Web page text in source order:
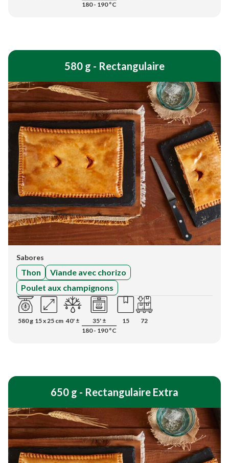
180 - 190 °C
580 g - Rectangulaire
Sabores
Thon
Viande avec chorizo
Poulet aux champignons
580 g 15 x 25 cm 40' ±
35' ±
180 - 190 °C
15 72
650 g - Rectangulaire Extra